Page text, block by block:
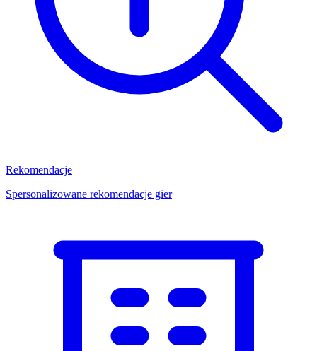
Rekomendacje
Spersonalizowane rekomendacje gier